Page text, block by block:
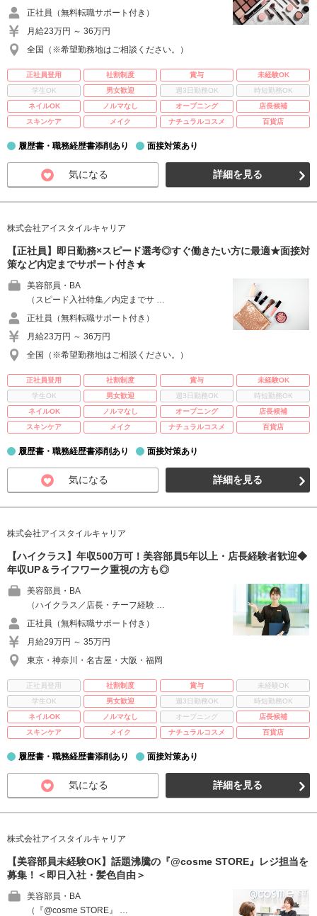
正社員（無料転職サポート付き）
月給23万円 ～ 36万円
全国（※希望勤務地はご相談ください。）
正社員登用 社割制度 賞与
未経験OK
学生OK
男女歓迎 週3日勤務OK
時短勤務OK
ネイルOK
ノルマなし オープニング
店長候補
スキンケア
メイク ナチュラルコスメ 百貨店
履歴書・職務経歴書添削あり 面接対策あり
気になる 詳細を見る
株式会社アイスタイルキャリア
【正社員】即日勤務×スピード選考◎すぐ働きたい方に最適★面接対
策など内定までサポート付き★
美容部員・BA
（スピード入社特集／内定までサ …
正社員（無料転職サポート付き）
月給23万円 ～ 36万円
全国（※希望勤務地はご相談ください。）
正社員登用 社割制度 賞与
未経験OK
学生OK
男女歓迎 週3日勤務OK
時短勤務OK
ネイルOK
ノルマなし オープニング
店長候補
スキンケア
メイク ナチュラルコスメ 百貨店
履歴書・職務経歴書添削あり 面接対策あり
気になる 詳細を見る
株式会社アイスタイルキャリア
【ハイクラス】年収500万可！美容部員5年以上・店長経験者歓迎◆
年収UP＆ライフワーク重視の方も◎
美容部員・BA
（ハイクラス／店長・チーフ経験 …
正社員（無料転職サポート付き）
月給29万円 ～ 35万円
東京・神奈川・名古屋・大阪・福岡
正社員登用 社割制度 賞与
未経験OK
学生OK
男女歓迎 週3日勤務OK
時短勤務OK
ネイルOK
ノルマなし オープニング
店長候補
スキンケア
メイク ナチュラルコスメ 百貨店
履歴書・職務経歴書添削あり 面接対策あり
気になる 詳細を見る
株式会社アイスタイルキャリア
【美容部員未経験OK】話題沸騰の『@cosme STORE』レジ担当を
募集！＜即日入社・髪色自由＞
美容部員・BA
（『@cosme STORE』 …